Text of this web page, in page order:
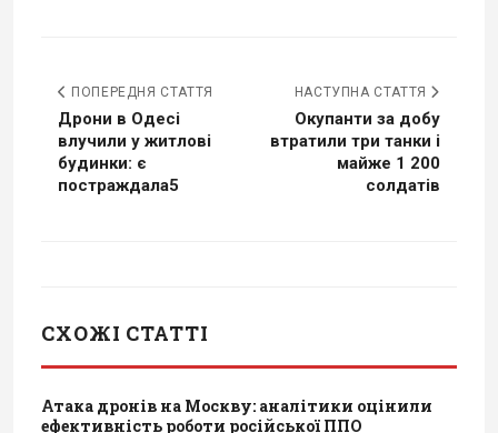
ПОПЕРЕДНЯ СТАТТЯ
Дрони в Одесі
влучили у житлові
будинки: є
постраждала5
НАСТУПНА СТАТТЯ
Окупанти за добу
втратили три танки і
майже 1 200
солдатів
СХОЖІ СТАТТІ
Атака дронів на Москву: аналітики оцінили
ефективність роботи російської ППО